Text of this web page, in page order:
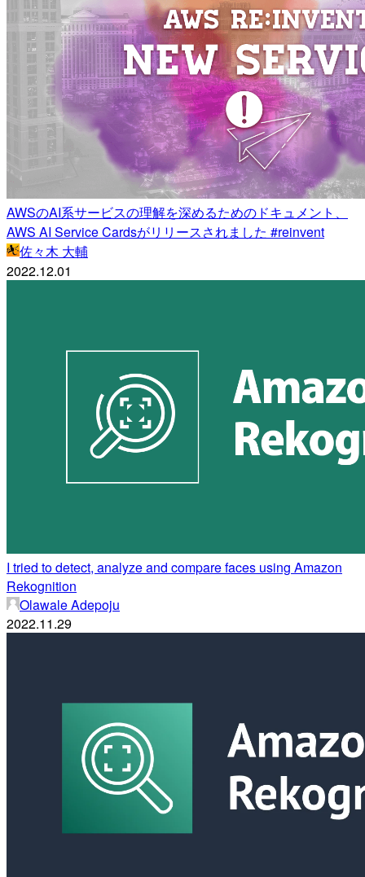
AWSのAI系サービスの理解を深めるためのドキュメント、
AWS AI Service Cardsがリリースされました #reinvent
佐々木 大輔
2022.12.01
I tried to detect, analyze and compare faces using Amazon
Rekognition
Olawale Adepoju
2022.11.29